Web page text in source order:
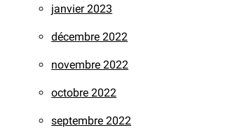
janvier 2023
décembre 2022
novembre 2022
octobre 2022
septembre 2022